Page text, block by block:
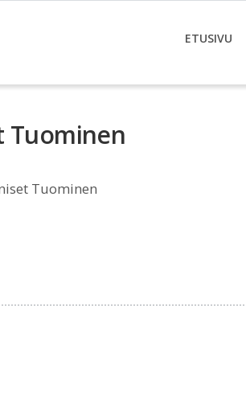
ETUSIVU
Tuominen
Tuominen